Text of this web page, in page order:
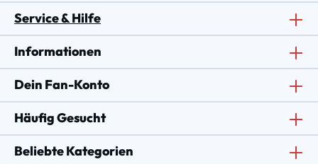
Service & Hilfe
Informationen
Dein Fan-Konto
Häufig Gesucht
Beliebte Kategorien